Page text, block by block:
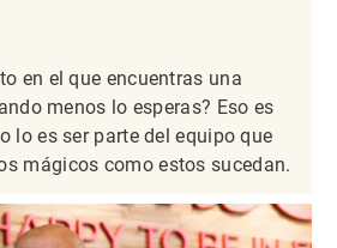
en el que encuentras una
menos lo esperas? Eso es
lo es ser parte del equipo que
mágicos como estos sucedan.